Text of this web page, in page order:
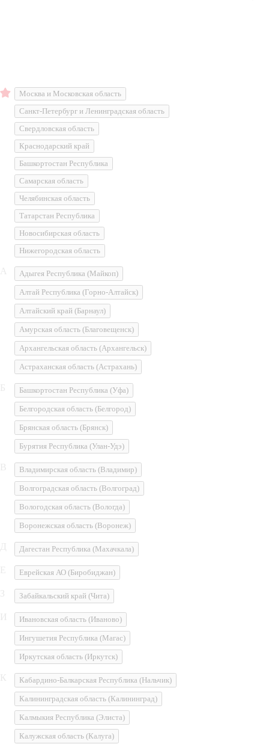
Москва и Московская область
Санкт-Петербург и Ленинградская область
Свердловская область
Краснодарский край
Башкортостан Республика
Самарская область
Челябинская область
Татарстан Республика
Новосибирская область
Нижегородская область
Адыгея Республика (Майкоп)
Алтай Республика (Горно-Алтайск)
Алтайский край (Барнаул)
Амурская область (Благовещенск)
Архангельская область (Архангельск)
Астраханская область (Астрахань)
Башкортостан Республика (Уфа)
Белгородская область (Белгород)
Брянская область (Брянск)
Бурятия Республика (Улан-Удэ)
Владимирская область (Владимир)
Волгоградская область (Волгоград)
Вологодская область (Вологда)
Воронежская область (Воронеж)
Дагестан Республика (Махачкала)
Еврейская АО (Биробиджан)
Забайкальский край (Чита)
Ивановская область (Иваново)
Ингушетия Республика (Магас)
Иркутская область (Иркутск)
Кабардино-Балкарская Республика (Нальчик)
Калининградская область (Калининград)
Калмыкия Республика (Элиста)
Калужская область (Калуга)